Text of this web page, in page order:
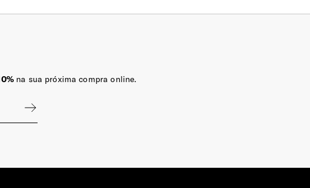
na sua próxima compra online.